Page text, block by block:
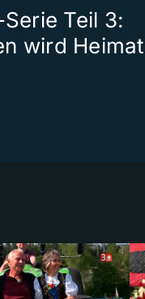
Teil 3:
wird Heimat